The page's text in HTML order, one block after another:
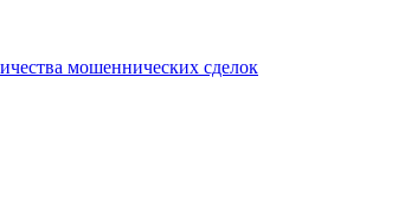
мошеннических сделок